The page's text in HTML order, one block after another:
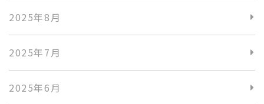
2025年8月
2025年7月
2025年6月